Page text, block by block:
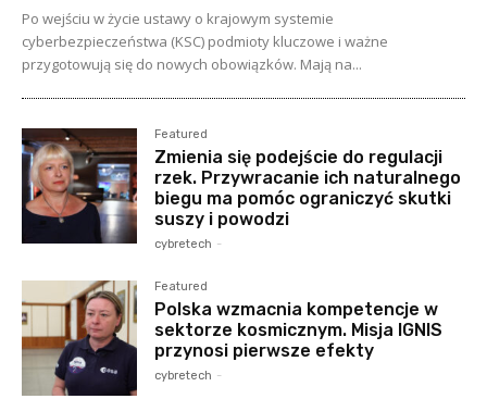
Po wejściu w życie ustawy o krajowym systemie
cyberbezpieczeństwa (KSC) podmioty kluczowe i ważne
przygotowują się do nowych obowiązków. Mają na...
Featured
Zmienia się podejście do regulacji
rzek. Przywracanie ich naturalnego
biegu ma pomóc ograniczyć skutki
suszy i powodzi
cybretech -
Featured
Polska wzmacnia kompetencje w
sektorze kosmicznym. Misja IGNIS
przynosi pierwsze efekty
cybretech -